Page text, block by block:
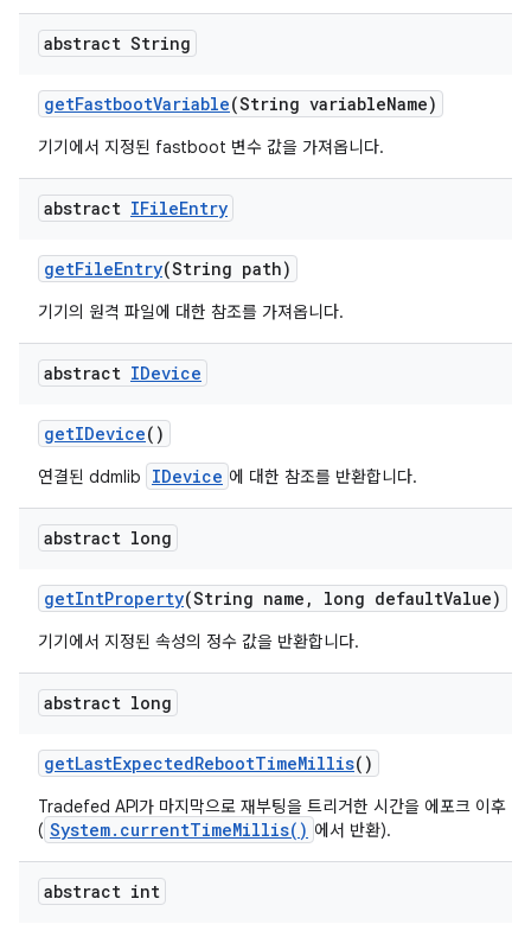
abstract String
getFastbootVariable(String variableName)
기기에서 지정된 fastboot 변수 값을 가져옵니다.
abstract IFileEntry
getFileEntry(String path)
기기의 원격 파일에 대한 참조를 가져옵니다.
abstract IDevice
getIDevice()
연결된 ddmlib IDevice 에 대한 참조를 반환합니다.
abstract long
getIntProperty(String name , long defaultValue)
기기에서 지정된 속성의 정수 값을 반환합니다.
abstract long
getLastExpectedRebootTimeMillis()
Tradefed API가 마지막으로 재부팅을 트리거한 시간을 에포크 이후
( System.currentTimeMillis() 에서 반환).
abstract int